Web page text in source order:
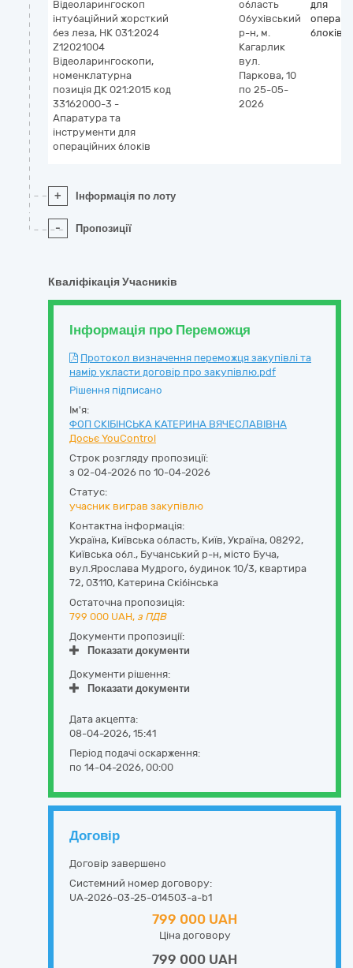
Відеоларингоскоп
інтубаційний жорсткий
без леза, НК 031:2024
Z12021004
Відеоларингоскопи,
номенклатурна
позиція ДК 021:2015 код
33162000-3 -
Апаратура та
інструменти для
операційних блоків
область
Обухівський
р-н, м.
Кагарлик
вул.
Паркова, 10
по 25-05-
2026
для
блоків
+ Інформація по лоту
- Пропозиції
Кваліфікація Учасників
Інформація про Переможця
Протокол визначення переможця закупівлі та
намір укласти договір про закупівлю.pdf
Рішення підписано
Ім'я:
ФОП СКІБІНСЬКА КАТЕРИНА ВЯЧЕСЛАВІВНА
Досьє YouControl
Строк розгляду пропозиції:
з 02-04-2026 по 10-04-2026
Статус:
учасник виграв закупівлю
Контактна інформація:
Україна, Київська область, Київ, Україна, 08292,
Київська обл., Бучанський р-н, місто Буча,
вул.Ярослава Мудрого, будинок 10/3, квартира
72, 03110, Катерина Скібінська
Остаточна пропозиція:
799 000 UAH, з ПДВ
Документи пропозиції:
Показати документи
Документи рішення:
Показати документи
Дата акцепта:
08-04-2026, 15:41
Період подачі оскарження:
по 14-04-2026, 00:00
Договір
Договір завершено
Системний номер договору:
UA-2026-03-25-014503-a-b1
799 000 UAH
Ціна договору
799 000 UAH